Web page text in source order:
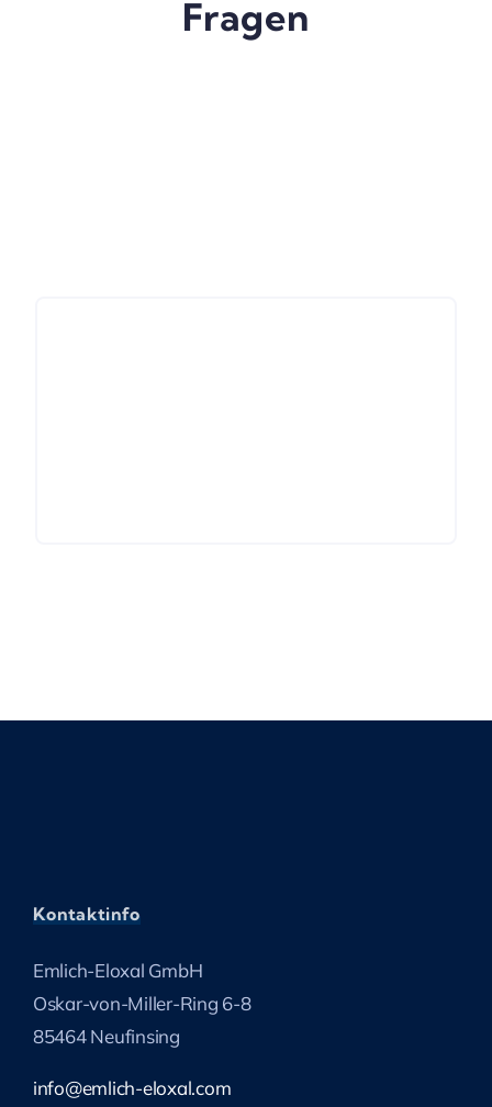
Fragen
Kontaktinfo
Emlich-Eloxal GmbH
Oskar-von-Miller-Ring 6-8
85464 Neufinsing
info@emlich-eloxal.com